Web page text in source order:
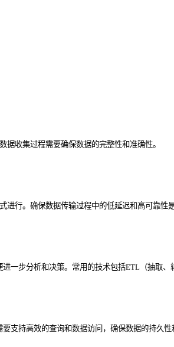
收集过程需要确保数据的完整性和准确性。
进行。确保数据传输过程中的低延迟和高可靠性
步分析和决策。常用的技术包括ETL（抽取
支持高效的查询和数据访问，确保数据的持久性